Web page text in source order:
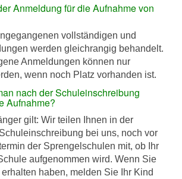
Anmeldung für die Aufnahme von
vollständigen und
werden gleichrangig behandelt.
Anmeldungen können nur
wenn noch Platz vorhanden ist.
nach der Schuleinschreibung
Aufnahme?
gilt: Wir teilen Ihnen in der
bei uns, noch vor
der Sprengelschulen mit, ob Ihr
aufgenommen wird. Wenn Sie
haben, melden Sie Ihr Kind